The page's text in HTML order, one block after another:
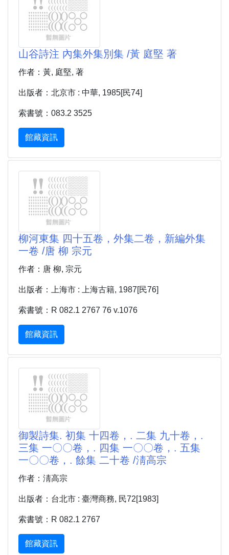
山谷詩注 內集外集別集 /黃 庭堅 著
作者：黃, 庭堅, 著
出版者：北京市 : 中華, 1985[民74]
索書號：083.2 3525
館藏資訊
柳河東集 四十五卷，外集二卷，新編外集
一卷 /唐 柳 宗元
作者：唐 柳, 宗元
出版者：上海市 : 上海古籍, 1987[民76]
索書號：R 082.1 2767 76 v.1076
館藏資訊
御製詩集. 初集 十四卷，. 二集 九十卷，.
三集 一〇〇卷，. 四集 一〇〇卷，. 五集
一〇〇卷，. 餘集 二十卷 /淸高宗
作者：淸高宗
出版者：台北市 : 臺灣商務, 民72[1983]
索書號：R 082.1 2767
館藏資訊